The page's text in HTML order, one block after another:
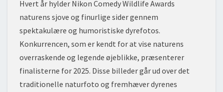
Hvert år hylder Nikon Comedy Wildlife Awards
naturens sjove og finurlige sider gennem
spektakulære og humoristiske dyrefotos.
Konkurrencen, som er kendt for at vise naturens
overraskende og legende øjeblikke, præsenterer
finalisterne for 2025. Disse billeder går ud over det
traditionelle naturfoto og fremhæver dyrenes